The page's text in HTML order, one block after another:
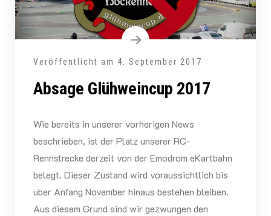
Veröffentlicht am 4. September 2017
Absage Glühweincup 2017
Wie bereits in unserer vorherigen News
beschrieben, ist der Platz unserer RC-
Rennstrecke derzeit von der Emodrom eKartbahn
belegt. Dieser Zustand wird voraussichtlich bis
über Anfang November hinaus bestehen bleiben.
Aus diesem Grund sind wir gezwungen den